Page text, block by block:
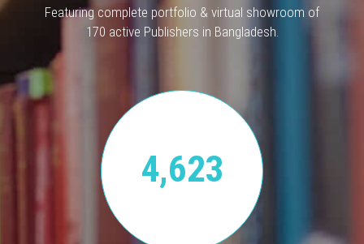
Featuring complete portfolio & virtual showroom of
170 active Publishers in Bangladesh.
4,623